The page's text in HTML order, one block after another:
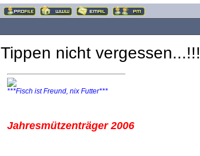
Tippen nicht vergessen...!!!
***Fisch ist Freund, nix Futter***
Jahresmützenträger 2006